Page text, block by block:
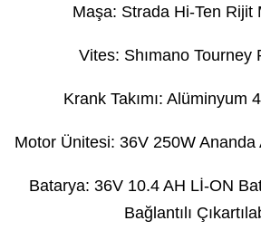
Maşa: Strada Hi-Ten Rijit
Vites: Shımano Tourney
Krank Takımı: Alüminyum
Motor Ünitesi: 36V 250W Ananda
Batarya: 36V 10.4 AH Lİ-ON
Bağlantılı